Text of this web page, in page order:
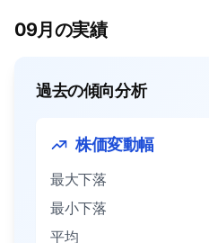
09月の実績
過去の傾向分析
株価変動幅
最大下落
最小下落
平均